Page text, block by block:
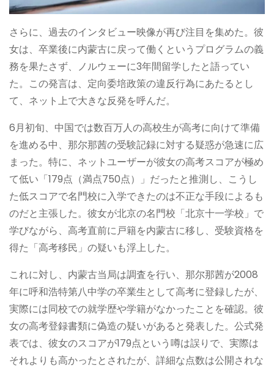
さらに、過去のインタビュー映像が再び注目を集めた。彼
女は、卒業後に内蒙古に戻って働くというプログラムの義
務を果たさず、ノルウェーに3年間留学したと語ってい
た。この発言は、定向委培政策の違反行為にあたるとし
て、ネット上で大きな反発を呼んだ。
6月初旬、中国では数百万人の高校生が高考に向けて準備
を進める中、那尔那茜の受験記録に対する疑惑が急速に広
まった。特に、ネットユーザーが彼女の高考スコアが極め
て低い「179点（満点750点）」だったと推測し、こうし
た低スコアで名門校に入学できたのは不正な手段によるも
のだと主張した。彼女が北京の名門校「北京十一学校」で
学びながら、高考直前に戸籍を内蒙古に移し、受験資格を
得た「高考移民」の疑いも浮上した。
これに対し、内蒙古当局は調査を行い、那尔那茜が2008
年に呼和浩特第八中学の卒業生として高考に登録したが、
実際には同校での就学歴や学籍がなかったことを確認。彼
女の高考登録書類に偽造の疑いがあると発表した。公式発
表では、彼女のスコアが179点という噂は誤りで、実際は
それよりも高かったとされたが、詳細な点数は公開されな